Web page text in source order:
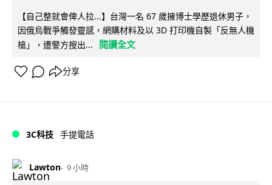
【自己整就會俾人拉...】台灣一名 67 歲擁博士學歷退休男子，
因俄烏戰爭觸發靈感，網購材料及以 3D 打印機自製「反無人機
槍」，遭警方搜出...
閱讀全文
分享
3C科技 手提電話
Lawton 9 小時